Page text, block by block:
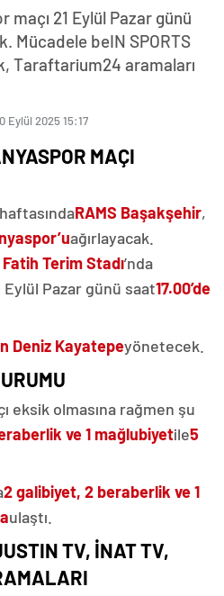
21 Eylül Pazar günü
Mücadele beIN SPORTS
Taraftarium24 aramaları
Eylül 2025 15:17
MAÇI
RAMS Başakşehir,
ağırlayacak.
Terim Stadı’nda
Pazar günü saat17.00’de
Deniz Kayatepeyönetecek.
eksik olmasına rağmen şu
ve 1 mağlubiyetile5
2 galibiyet, 2 beraberlik ve 1
ulaştı.
TV, İNAT TV,